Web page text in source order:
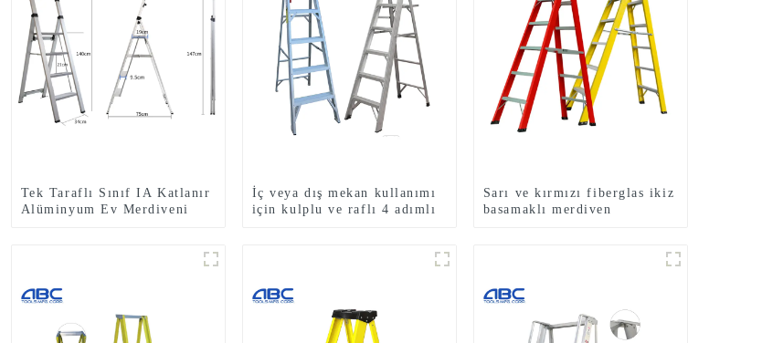
Tek Taraflı Sınıf IA Katlanır
Alüminyum Ev Merdiveni
İç veya dış mekan kullanımı
için kulplu ve raflı 4 adımlı
Sarı ve kırmızı fiberglas ikiz
basamaklı merdiven